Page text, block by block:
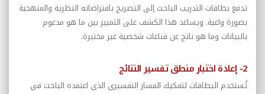
تدفع بطاقات التدريب الباحث إلى التصريح بافتراضاته النظرية والمنهجية
بصورة واعية. ويساعد هذا الكشف على التمييز بين ما هو مدعوم
بالبيانات وما هو ناتج عن قناعات شخصية غير مختبرة.
2- إعادة اختبار منطق تفسير النتائج
تُستخدم البطاقات لتفكيك المسار التفسيري الذي اعتمده الباحث في